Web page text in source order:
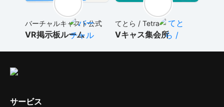
バーチャルキャスト公式
VR掲示板ルーム
てとら / Tetra
Vキャス集会所
サービス